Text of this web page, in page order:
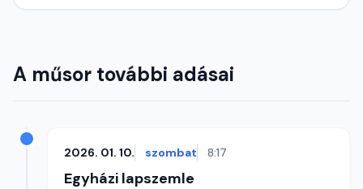
A műsor további adásai
2026. 01. 10. szombat 8:17
Egyházi lapszemle